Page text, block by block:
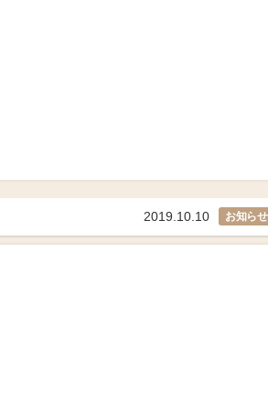
2019.10.10 お知らせ